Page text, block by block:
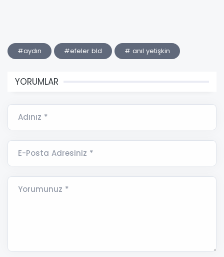
#aydın #efeler bld # anıl yetişkin
YORUMLAR
Adınız *
E-Posta Adresiniz *
Yorumunuz *